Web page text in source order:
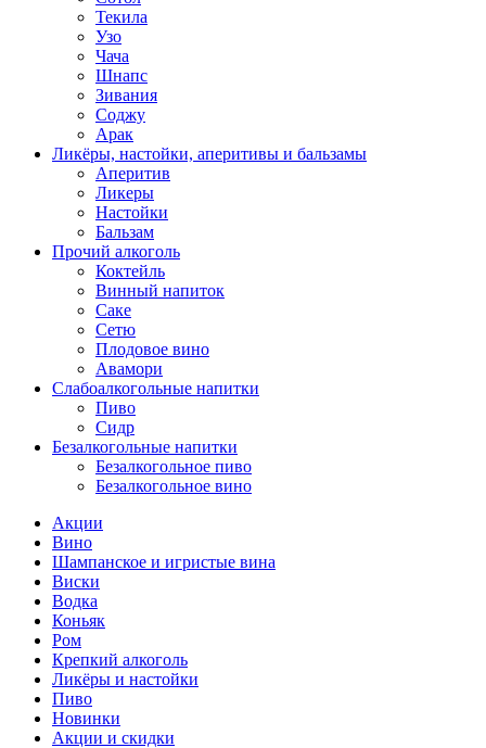
Текила
Узо
Чача
Шнапс
Зивания
Соджу
Арак
Ликёры, настойки, аперитивы и бальзамы
Аперитив
Ликеры
Настойки
Бальзам
Прочий алкоголь
Коктейль
Винный напиток
Саке
Сетю
Плодовое вино
Авамори
Слабоалкогольные напитки
Пиво
Сидр
Безалкогольные напитки
Безалкогольное пиво
Безалкогольное вино
Акции
Вино
Шампанское и игристые вина
Виски
Водка
Коньяк
Ром
Крепкий алкоголь
Ликёры и настойки
Пиво
Новинки
Акции и скидки